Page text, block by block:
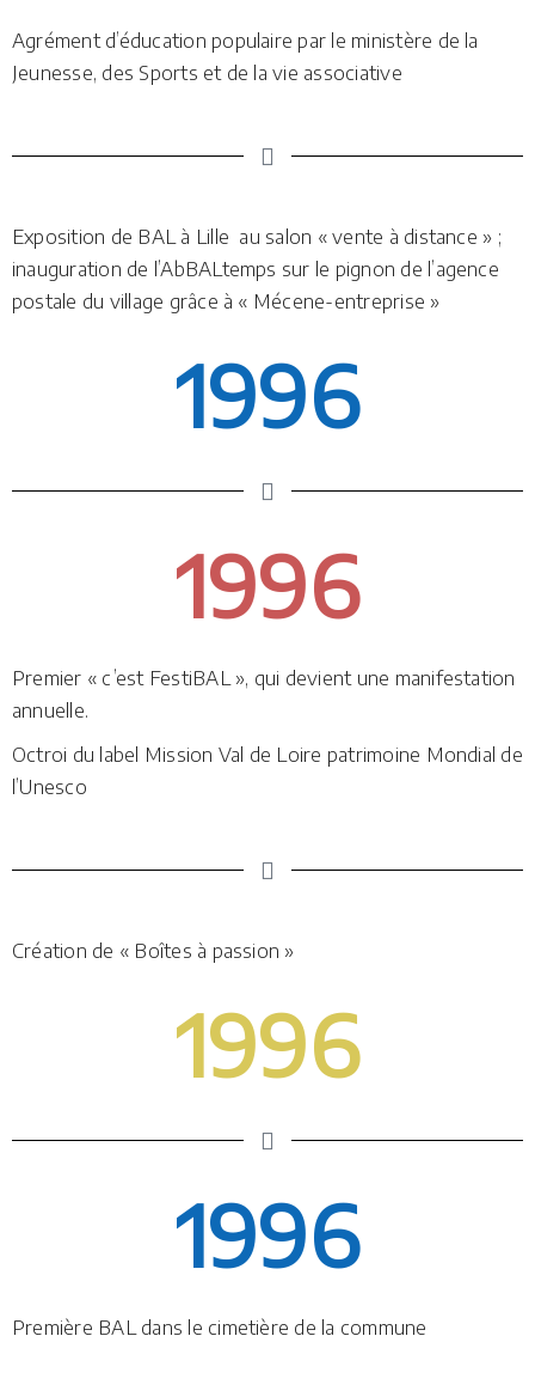
Agrément d’éducation populaire par le ministère de la
Jeunesse, des Sports et de la vie associative
Exposition de BAL à Lille au salon « vente à distance » ;
inauguration de l’AbBALtemps sur le pignon de l’agence
postale du village grâce à « Mécene-entreprise »
1996
1996
Premier « c’est FestiBAL », qui devient une manifestation
annuelle.
Octroi du label Mission Val de Loire patrimoine Mondial de
l’Unesco
Création de « Boîtes à passion »
1996
1996
Première BAL dans le cimetière de la commune